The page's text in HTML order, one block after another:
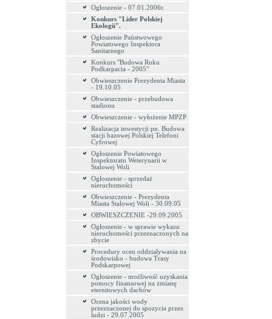
Ogłoszenie - 07.01.2006r.
Konkurs "Lider Polskiej
Ekologii".
Ogłoszenie Państwowego
Powiatowego Inspektora
Sanitarnego
Konkurs "Budowa Roku
Podkarpacia - 2005"
Obwieszczenie Prezydenta Miasta
- 19.10.05
Obwieszczenie - przebudowa
stadionu
Obwieszczenie - wyłożenie MPZP
Realizacja inwestycji pn. Budowa
stacji bazowej Polskiej Telefoni
Cyfrowej
Ogłoszenie Powiatowego
Inspektoratu Weterynarii w
Stalowej Woli
Ogłoszenie - sprzedaż
nieruchomości
Obwieszczenie - Prezydenta
Miasta Stalowej Woli - 30.09.05
OBWIESZCZENIE -29.09.2005
Ogłoszenie - w sprawie wykazu
nieruchomości przeznaczonych na
zbycie
Procedury ocen oddziaływania na
środowisko - budowa Trasy
Podskarpowej
Ogłoszenie - możliwość uzyskania
pomocy finansowej na zmianę
eternitowych dachów
Ocena jakości wody
przeznaczonej do spozycia przez
ludzi - 29.07.2005